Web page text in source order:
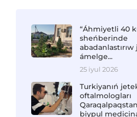
“Áhmiyetli 40
sheńberinde
abadanlastırıw
ámelge...
25 iyul 2026
Turkiyanıń
oftalmologları
biypul